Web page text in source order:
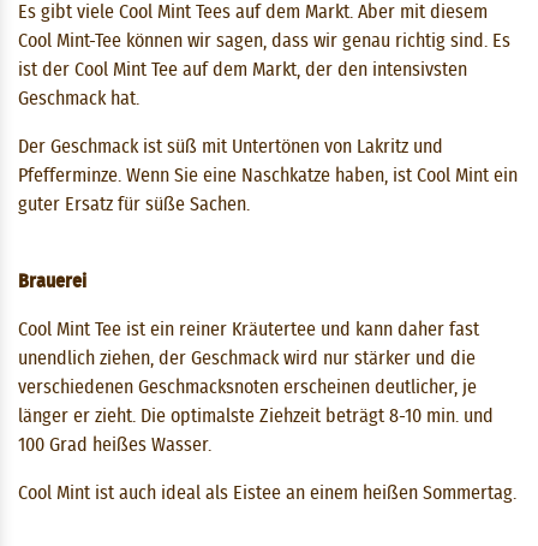
Es gibt viele Cool Mint Tees auf dem Markt. Aber mit diesem
Cool Mint-Tee können wir sagen, dass wir genau richtig sind. Es
ist der Cool Mint Tee auf dem Markt, der den intensivsten
Geschmack hat.
Der Geschmack ist süß mit Untertönen von Lakritz und
Pfefferminze. Wenn Sie eine Naschkatze haben, ist Cool Mint ein
guter Ersatz für süße Sachen.
Brauerei
Cool Mint Tee ist ein reiner Kräutertee und kann daher fast
unendlich ziehen, der Geschmack wird nur stärker und die
verschiedenen Geschmacksnoten erscheinen deutlicher, je
länger er zieht. Die optimalste Ziehzeit beträgt 8-10 min. und
100 Grad heißes Wasser.
Cool Mint ist auch ideal als Eistee an einem heißen Sommertag.